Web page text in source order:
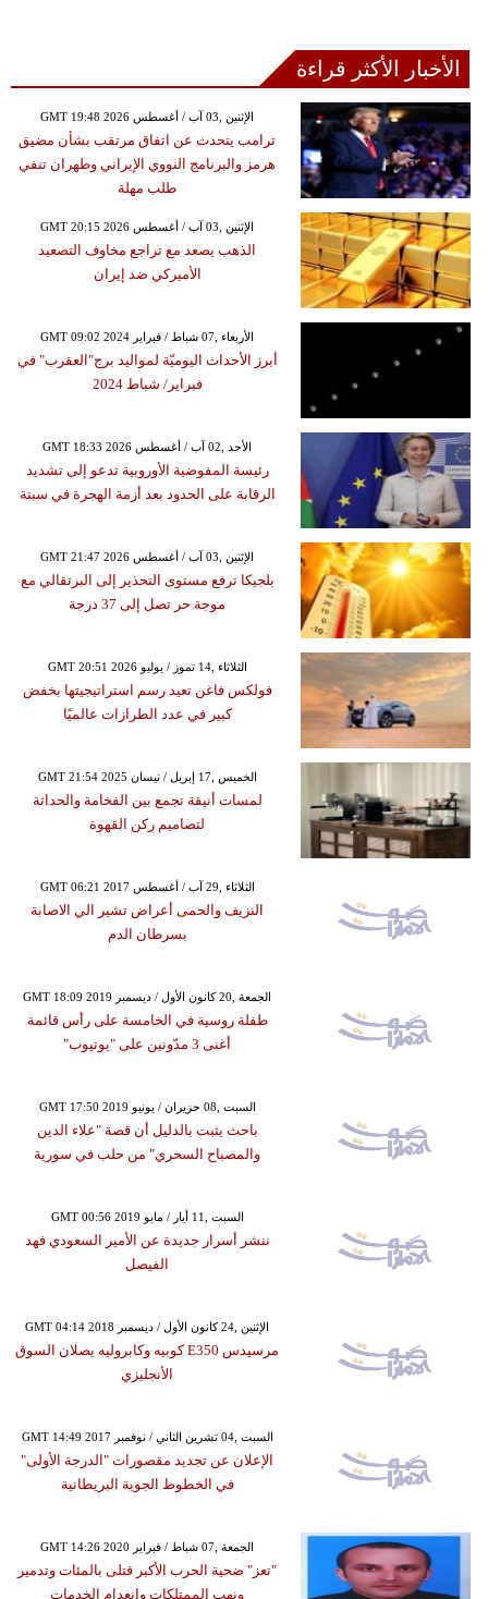
الأخبار الأكثر قراءة
GMT 19:48 2026 الإثنين ,03 آب / أغسطس
ترامب يتحدث عن اتفاق مرتقب بشأن مضيق
هرمز والبرنامج النووي الإيراني وطهران تنفي
طلب مهلة
GMT 20:15 2026 الإثنين ,03 آب / أغسطس
الذهب يصعد مع تراجع مخاوف التصعيد
الأميركي ضد إيران
GMT 09:02 2024 الأربعاء ,07 شباط / فبراير
أبرز الأحداث اليوميّة لمواليد برج"العقرب" في
فبراير/ شباط 2024
GMT 18:33 2026 الأحد ,02 آب / أغسطس
رئيسة المفوضية الأوروبية تدعو إلى تشديد
الرقابة على الحدود بعد أزمة الهجرة في سبتة
GMT 21:47 2026 الإثنين ,03 آب / أغسطس
بلجيكا ترفع مستوى التحذير إلى البرتقالي مع
موجة حر تصل إلى 37 درجة
GMT 20:51 2026 الثلاثاء ,14 تموز / يوليو
فولكس فاغن تعيد رسم استراتيجيتها بخفض
كبير في عدد الطرازات عالميًا
GMT 21:54 2025 الخميس ,17 إبريل / نيسان
لمسات أنيقة تجمع بين الفخامة والحداثة
لتصاميم ركن القهوة
GMT 06:21 2017 الثلاثاء ,29 آب / أغسطس
النزيف والحمى أعراض تشير الي الاصابة
بسرطان الدم
GMT 18:09 2019 الجمعة ,20 كانون الأول / ديسمبر
طفلة روسية في الخامسة على رأس قائمة
أغنى 3 مدّونين على "يوتيوب"
GMT 17:50 2019 السبت ,08 حزيران / يونيو
باحث يثبت بالدليل أن قصة "علاء الدين
والمصباح السحري" من حلب في سورية
GMT 00:56 2019 السبت ,11 أيار / مايو
ننشر أسرار جديدة عن الأمير السعودي فهد
الفيصل
GMT 04:14 2018 الإثنين ,24 كانون الأول / ديسمبر
مرسيدس E350 كوبيه وكابروليه يصلان السوق
الأنجليزي
GMT 14:49 2017 السبت ,04 تشرين الثاني / نوفمبر
الإعلان عن تجديد مقصورات "الدرجة الأولى"
في الخطوط الجوية البريطانية
GMT 14:26 2020 الجمعة ,07 شباط / فبراير
"تعز" ضحية الحرب الأكبر قتلى بالمئات وتدمير
ونهب الممتلكات وانعدام الخدمات